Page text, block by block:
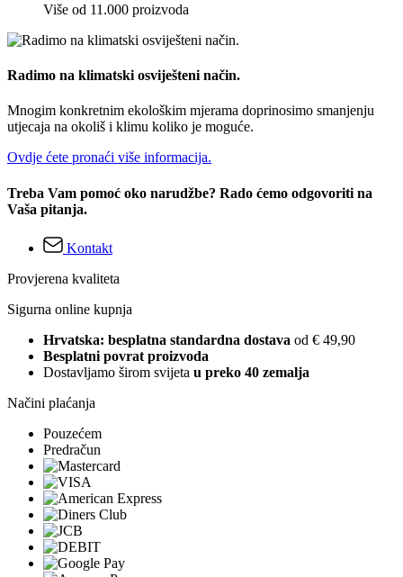
Više od 11.000 proizvoda
Radimo na klimatski osviješteni način.
Mnogim konkretnim ekološkim mjerama doprinosimo smanjenju
utjecaja na okoliš i klimu koliko je moguće.
Ovdje ćete pronaći više informacija.
Treba Vam pomoć oko narudžbe? Rado ćemo odgovoriti na
Vaša pitanja.
Kontakt
Provjerena kvaliteta
Sigurna online kupnja
Hrvatska: besplatna standardna dostava od € 49,90
Besplatni povrat proizvoda
Dostavljamo širom svijeta u preko 40 zemalja
Načini plaćanja
Pouzećem
Predračun